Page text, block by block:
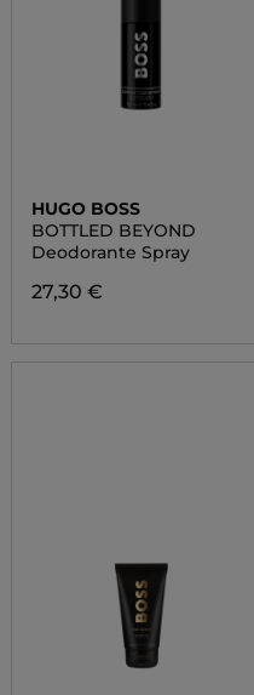
HUGO BOSS
BOTTLED BEYOND
Deodorante Spray
27,30 €